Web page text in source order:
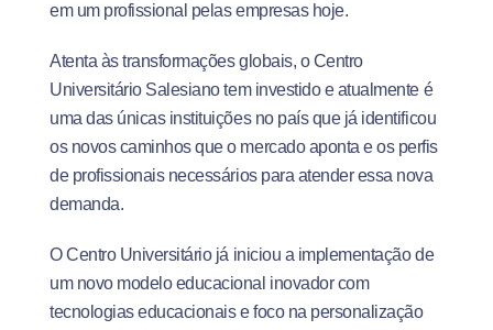
em um profissional pelas empresas hoje.
Atenta às transformações globais, o Centro
Universitário Salesiano tem investido e atualmente é
uma das únicas instituições no país que já identificou
os novos caminhos que o mercado aponta e os perfis
de profissionais necessários para atender essa nova
demanda.
O Centro Universitário já iniciou a implementação de
um novo modelo educacional inovador com
tecnologias educacionais e foco na personalização